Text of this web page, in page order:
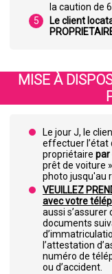
la caution de
Le client
MISE À
Le jour J, le
effectuer l’état
propriétaire par
prêt de voiture
photo jusqu'au
VEUILLEZ
avec votre
aussi s’assurer
documents
l’attestation
numéro de
ou d’accident.